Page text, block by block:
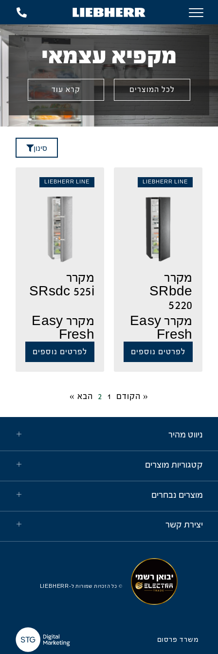
מקפיא עצמאי
לכל המוצרים קרא עוד
סינון
LIEBHERR LINE
מקרר
SRbde
5220
מקרר Easy
Fresh
לפרטים נוספים
LIEBHERR LINE
מקרר
SRsdc 525i
מקרר Easy
Fresh
לפרטים נוספים
« הקודם 1
2 הבא »
ניווט מהיר
קטגוריות מוצרים
מוצרים נבחרים
יצירת קשר
© כל הזכויות שמורות ל-LIEBHERR
משרד פרסום